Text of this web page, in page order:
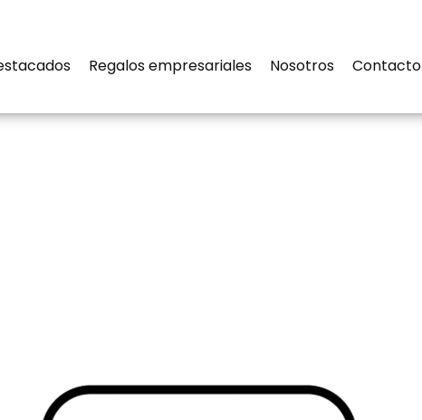
Regalos empresariales Nosotros Contacto